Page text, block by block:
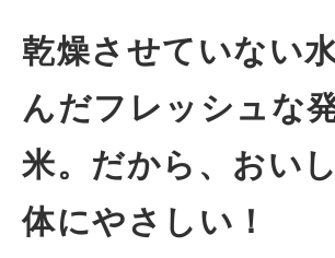
乾燥させていない
んだフレッシュな
米。だから、おい
体にやさしい！